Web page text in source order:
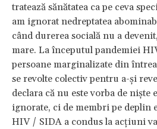
tratează sănătatea ca pe ceva
am ignorat nedreptatea
când durerea socială nu a
mare. La începutul pandemiei
persoane marginalizate din
se revolte colectiv pentru a-și
declara că nu este vorba de niște
ignorate, ci de membri pe deplin
HIV / SIDA a condus la acțiuni